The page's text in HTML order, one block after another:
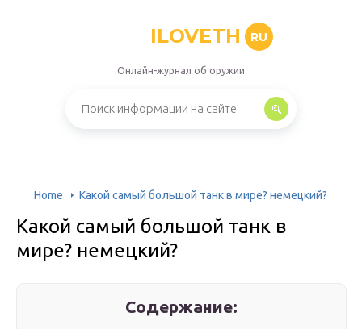
ILOVETH RU
Онлайн-журнал об оружии
Home Какой самый большой танк в мире? немецкий?
Какой самый большой танк в
мире? немецкий?
Содержание: